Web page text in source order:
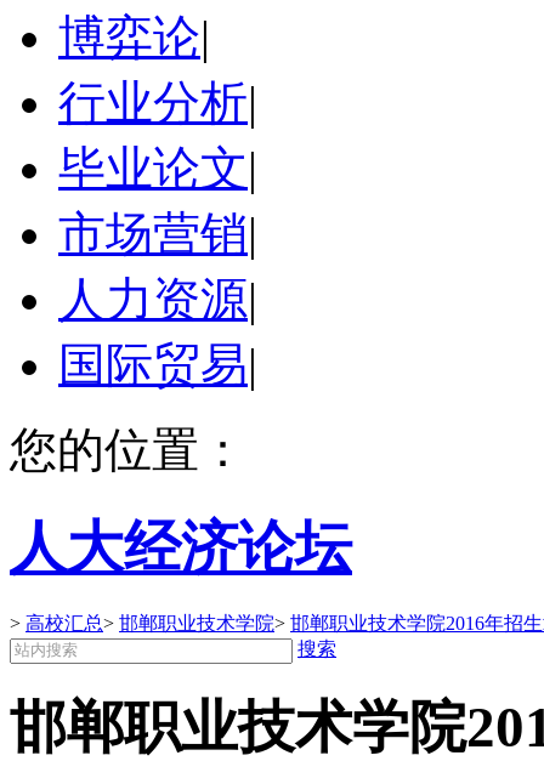
博弈论|
行业分析|
毕业论文|
市场营销|
人力资源|
国际贸易|
您的位置：
人大经济论坛
> 高校汇总> 邯郸职业技术学院> 邯郸职业技术学院2016年招
搜索
邯郸职业技术学院